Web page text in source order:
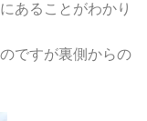
あることがわかり
ですが裏側からの